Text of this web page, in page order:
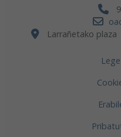
Larrañetako plaza